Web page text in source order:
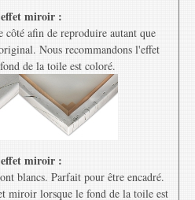
miroir :
côté afin de reproduire autant que
Nous recommandons l'effet
de la toile est coloré.
effet miroir :
blancs. Parfait pour être encadré.
miroir lorsque le fond de la toile est